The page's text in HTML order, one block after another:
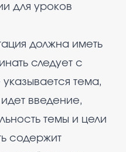
для уроков
должна иметь
следует с
указывается тема,
введение,
темы и цели
содержит